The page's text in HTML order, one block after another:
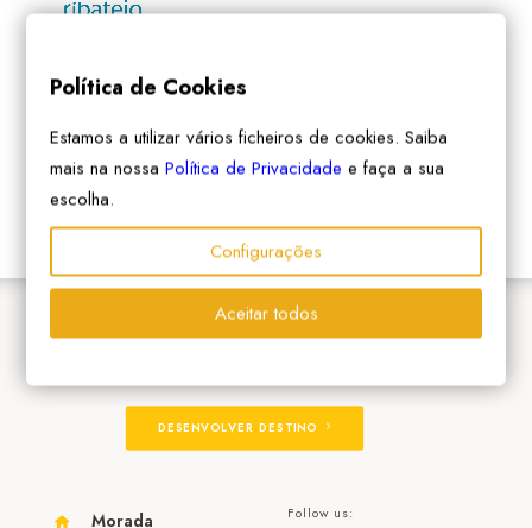
DESENVOLVER DESTINO
Morada Follow us:
Política de Cookies
Estamos a utilizar vários ficheiros de cookies. Saiba
mais na nossaPolítica de Privacidade e faça a sua
escolha.
Configurações
Aceitar todos